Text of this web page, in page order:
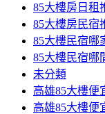
85大樓房日租
85大樓房民宿
85大樓民宿哪
85大樓民宿哪
未分類
高雄85大樓便
高雄85大樓便